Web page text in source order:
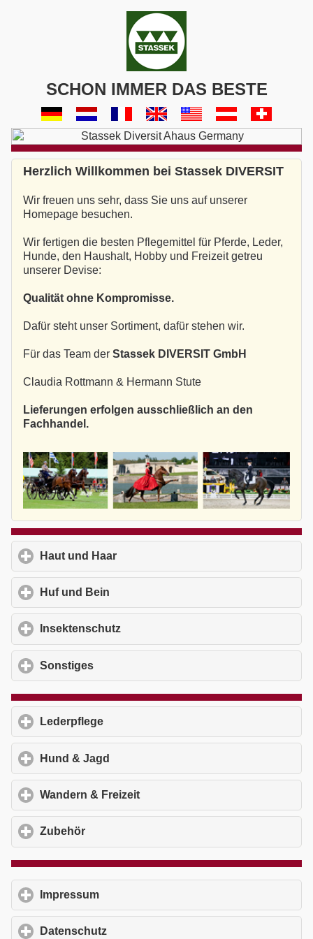
SCHON IMMER DAS BESTE
Herzlich Willkommen bei Stassek DIVERSIT
Wir freuen uns sehr, dass Sie uns auf unserer
Homepage besuchen.
Wir fertigen die besten Pflegemittel für Pferde, Leder,
Hunde, den Haushalt, Hobby und Freizeit getreu
unserer Devise:
Qualität ohne Kompromisse.
Dafür steht unser Sortiment, dafür stehen wir.
Für das Team der Stassek DIVERSIT GmbH
Claudia Rottmann & Hermann Stute
Lieferungen erfolgen ausschließlich an den
Fachhandel.
Haut und Haar
Huf und Bein
Insektenschutz
Sonstiges
Lederpflege
Hund & Jagd
Wandern & Freizeit
Zubehör
Impressum
Datenschutz